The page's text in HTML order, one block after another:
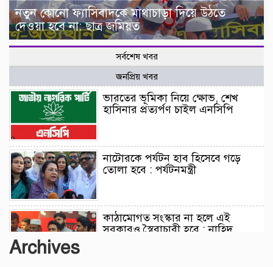
নতুন কোনো ফ্যাসিবাদকে মাথাচাড়া দিয়ে উঠতে
দেওয়া হবে না: ছাত্র জমিয়ত
সর্বশেষ খবর
জনপ্রিয় খবর
ভারতের ভূমিকা নিয়ে ক্ষোভ, শেখ
হাসিনার প্রত্যর্পণ চাইল এনসিপি
নাটোরকে পর্যটন হাব হিসেবে গড়ে
তোলা হবে : পর্যটনমন্ত্রী
কাঠামোগত সংস্কার না হলে এই
সরকারও স্বৈরাচারী হবে : নাহিদ
Archives